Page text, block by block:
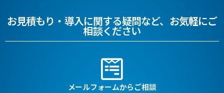
お見積もり・導入に関する疑問など、お気軽にご
相談ください
メールフォームからご相談